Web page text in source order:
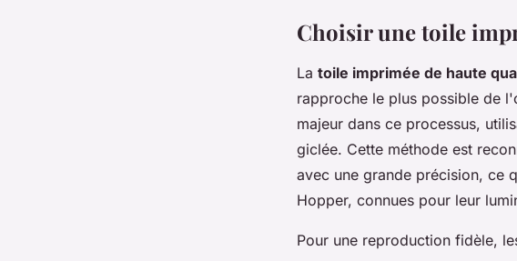
Choisir une toile
La toile imprimée de haute
rapproche le plus possible de
majeur dans ce processus,
giclée. Cette méthode est
avec une grande précision, ce
Hopper, connues pour leur
Pour une reproduction fidèle,